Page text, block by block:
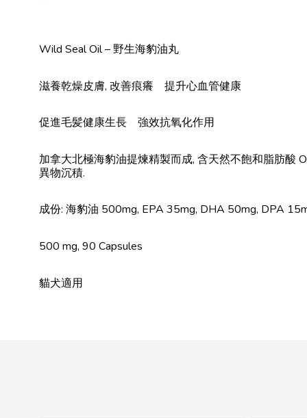
Wild Seal Oil – 野生海豹油丸
滋養乾燥皮膚, 改善痕癢 提升心血管健康
促進毛髪健康生長 強效抗氧化作用
加拿大北極海豹油提煉精製而成, 含天然不飽和脂肪酸
異物沉積.
成份: 海豹油 500mg, EPA 35mg, DHA 50mg, DPA
500 mg, 90 Capsules
貓犬適用